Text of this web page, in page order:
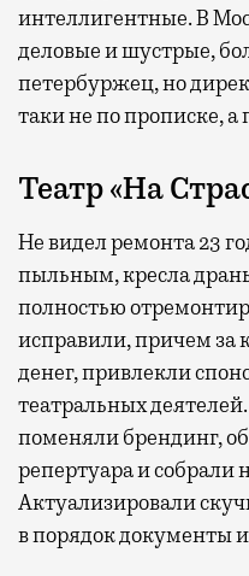
интеллигентные. В
деловые и шустрые,
петербуржец, но
таки не по прописке,
Театр «На
Не видел ремонта 23
пыльным, кресла
полностью
исправили, причем за
денег, привлекли
театральных
поменяли брендинг,
репертуара и собрали
Актуализировали
в порядок документы